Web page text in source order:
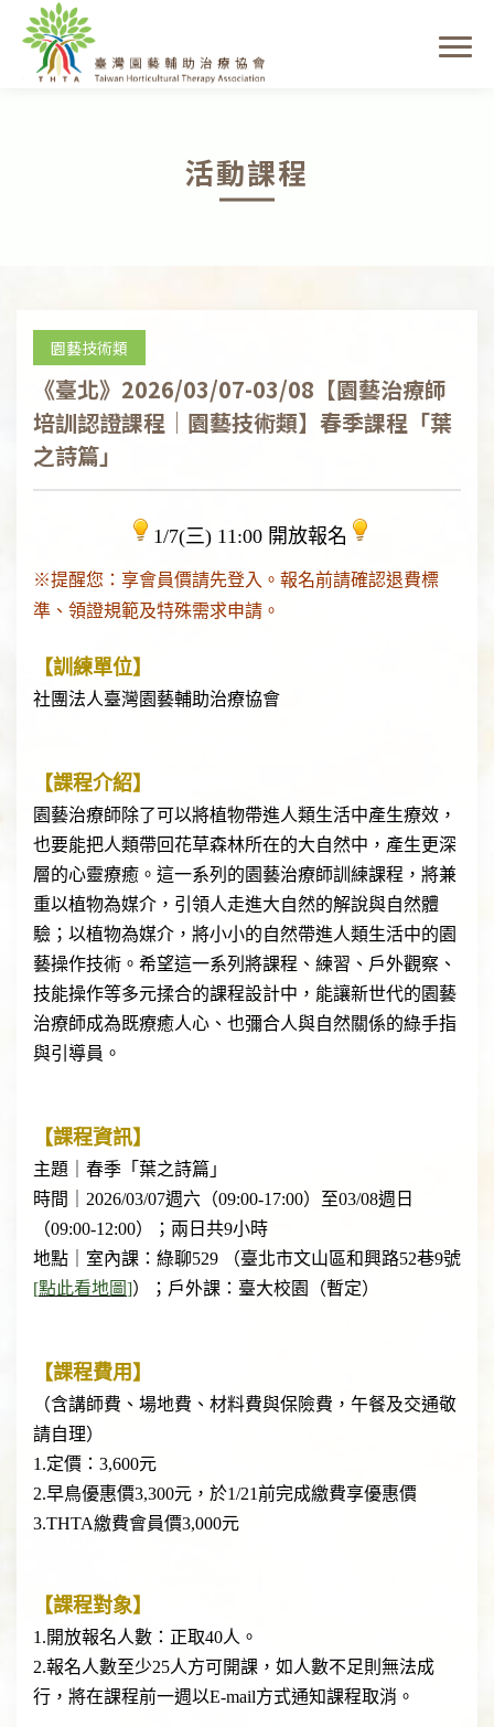
活動課程
園藝技術類
《臺北》2026/03/07-03/08【園藝治療師
培訓認證課程│園藝技術類】春季課程「葉
之詩篇」
1/7(三) 11:00 開放報名
※提醒您：享會員價請先登入。報名前請確認退費標
準、領證規範及特殊需求申請。
【訓練單位】
社團法人臺灣園藝輔助治療協會
【課程介紹】
園藝治療師除了可以將植物帶進人類生活中產生療效，
也要能把人類帶回花草森林所在的大自然中，產生更深
層的心靈療癒。這一系列的園藝治療師訓練課程，將兼
重以植物為媒介，引領人走進大自然的解說與自然體
驗；以植物為媒介，將小小的自然帶進人類生活中的園
藝操作技術。希望這一系列將課程、練習、戶外觀察、
技能操作等多元揉合的課程設計中，能讓新世代的園藝
治療師成為既療癒人心、也彌合人與自然關係的綠手指
與引導員。
【課程資訊】
主題｜春季「葉之詩篇」
時間｜2026/03/07週六（09:00-17:00）至03/08週日
（09:00-12:00）；兩日共9小時
地點｜室內課：綠聊529 （臺北市文山區和興路52巷9號
[點此看地圖]）；戶外課：臺大校園（暫定）
【課程費用】
（含講師費、場地費、材料費與保險費，午餐及交通敬
請自理）
1.定價：3,600元
2.早鳥優惠價3,300元，於1/21前完成繳費享優惠價
3.THTA繳費會員價3,000元
【課程對象】
1.開放報名人數：正取40人。
2.報名人數至少25人方可開課，如人數不足則無法成
行，將在課程前一週以E-mail方式通知課程取消。